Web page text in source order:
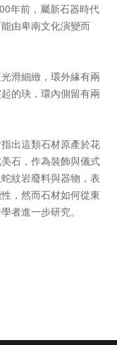
年前，屬新石器時代
由卑南文化演變而
滑細緻，環外緣有兩
的玦，環內側留有兩
出這類石材原產於花
石，作為裝飾與儀式
紋岩廢料與器物，表
，然而石材如何從東
者進一步研究。